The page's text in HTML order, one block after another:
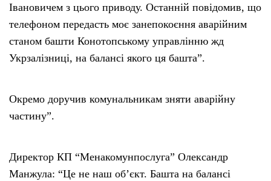
Івановичем з цього приводу. Останній повідомив, що
телефоном передасть моє занепокоєння аварійним
станом башти Конотопському управлінню жд
Укрзалізниці, на балансі якого ця башта”.
Окремо доручив комунальникам зняти аварійну
частину”.
Директор КП “Менакомунпослуга” Олександр
Манжула: “Це не наш об’єкт. Башта на балансі